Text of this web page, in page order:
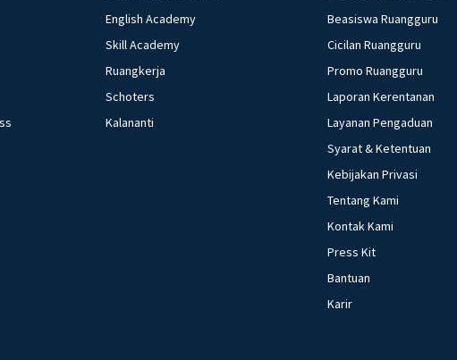
English Academy
Skill Academy
Ruangkerja
Schoters
Kalananti
Beasiswa Ruangguru
Cicilan Ruangguru
Promo Ruangguru
Laporan Kerentanan
Layanan Pengaduan
Syarat & Ketentuan
Kebijakan Privasi
Tentang Kami
Kontak Kami
Press Kit
Bantuan
Karir